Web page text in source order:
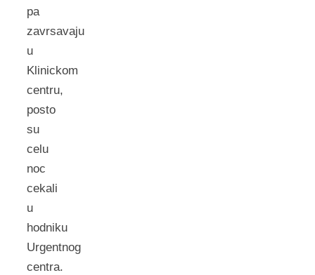
pa
zavrsavaju
u
Klinickom
centru,
posto
su
celu
noc
cekali
u
hodniku
Urgentnog
centra.